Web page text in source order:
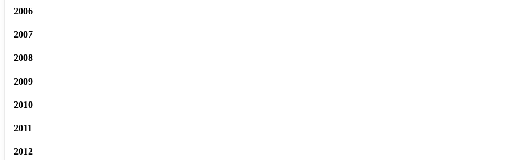
2006
2007
2008
2009
2010
2011
2012